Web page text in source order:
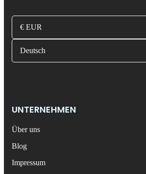
€ EUR
Deutsch
UNTERNEHMEN
Über uns
Blog
Impressum